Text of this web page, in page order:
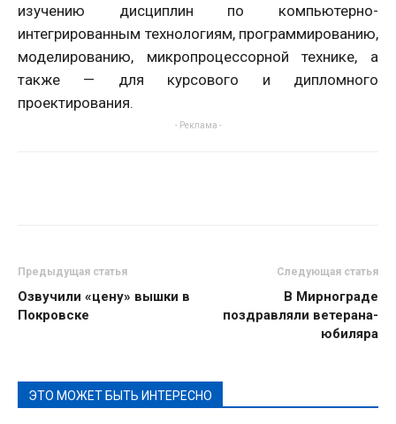
изучению дисциплин по компьютерно-
интегрированным технологиям, программированию,
моделированию, микропроцессорной технике, а
также — для курсового и дипломного
проектирования.
- Реклама -
Предыдущая статья
Озвучили «цену» вышки в
Покровске
Следующая статья
В Мирнограде
поздравляли ветерана-
юбиляра
ЭТО МОЖЕТ БЫТЬ ИНТЕРЕСНО